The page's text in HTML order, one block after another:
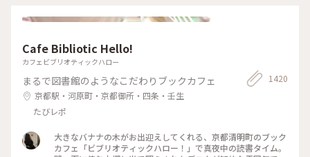
倉 #小町通り
Cafe Bibliotic Hello!
カフェビブリオティックハロー
まるで図書館のようなこだわりブックカフェ
京都駅・河原町・京都御所・四条・壬生
たびレポ
1420
大きなバナナの木がお出迎えしてくれる、京都清明町のブック
カフェ「ビブリオティックハロー！」で真夜中の読書タイム。